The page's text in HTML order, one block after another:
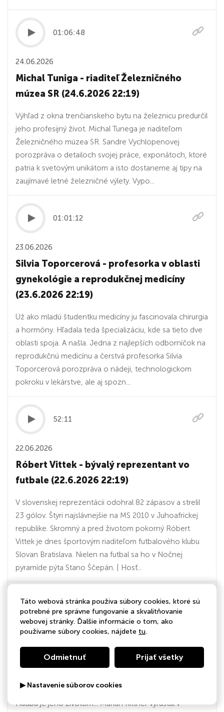
01:06:48
24.06.2026
Michal Tuniga - riaditeľ Železničného
múzea SR (24.6.2026 22:19)
Výhľad z okna trenčianskeho bytu na železnicu predurčil
jeho profesijný život. Michal Tunega je riaditeľom
Železničného múzea SR. Sandre Vychlopenovej
porozpráva o detailoch svojej práce, exponátoch, ktoré
patria k svetovým unikátom a isto dostaneme aj tipy na
zaujímavé letné železničné výlety. Vypo...
01:01:12
23.06.2026
Silvia Toporcerová - profesorka v oblasti
gynekológie a reprodukčnej medicíny
(23.6.2026 22:19)
Už ako mladú študentku medicíny ju fascinovala chirurgia
a hormóny. Hľadala teda špecializáciu, kde sa tieto dve
oblasti spoja. A našla. Jedna z najlepších odborníčok na
reprodukčnú medicínu a čerstvá profesorka Silvia
Toporcerová porozpráva o nádeji, technologickom
pokroku v lekárstve, ale aj spozn...
52:11
22.06.2026
Róbert Vittek - bývalý reprezentant vo
futbale (22.6.2026 22:19)
V slovenskej reprezentácii odohral 82 zápasov a strelil
23 gólov. Štyri najslávnejšie na MS 2010 v Juhoafrickej
republike. Skromný a pred životom pokorný Róbert
Vittek je dnes športovým riaditeľom futbalového klubu
Slovan Bratislava. Nielen na futbal sa ho v Nočnej
pyramíde pýta Stano Ščepán. | Hosť...
01:02:00
19.06.2026
Marián Kittner - skladateľ, dirigent,
aranžér, organista a zbormajster
(19.6.2026 22:19)
Hudba je jeho životom... Marián Kittner vyrastal v
Táto webová stránka používa súbory cookies, ktoré sú
potrebné pre správne fungovanie a skvalitňovanie
webovej stránky. Ďalšie informácie o tom, ako
používame súbory cookies, nájdete tu.
Odmietnuť Prijať všetky
▶ Nastavenie súborov cookies